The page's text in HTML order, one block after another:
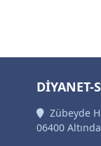
DİYANET-
Zübeyde
06400